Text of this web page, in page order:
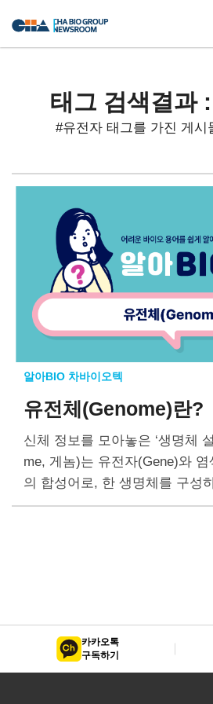
태그 검색결과
#유전자 태그를 가진 게시
알아BIO 차바이오텍
유전체(Genome)란?
신체 정보를 모아놓은 ‘생명체
me, 게놈)는 유전자(Gene)와
의 합성어로, 한 생명체를 구성
합을 의미한다. 사람은 부모로
카카오톡
구독하기